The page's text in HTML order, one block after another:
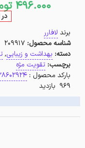
496.000
برند لافارر
شناسه محصول: 209917
دسته: بهداشت و زیبایی,
برچسب: تقویت مژه
بارکد محصول :
969 بازدید